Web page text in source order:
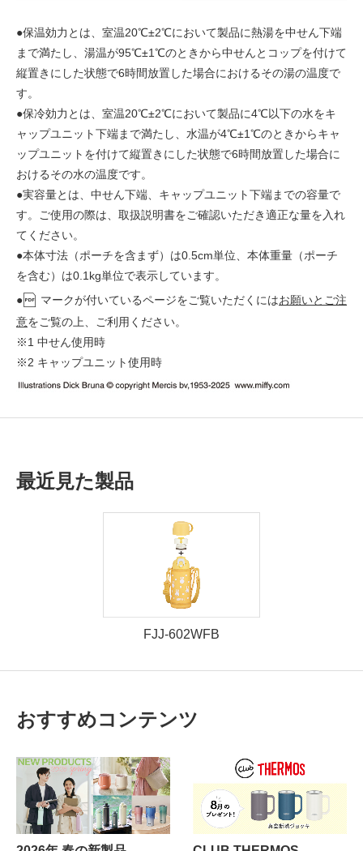
●保温効力とは、室温20℃±2℃において製品に熱湯を中せん下端
まで満たし、湯温が95℃±1℃のときから中せんとコップを付けて
縦置きにした状態で6時間放置した場合におけるその湯の温度で
す。
●保冷効力とは、室温20℃±2℃において製品に4℃以下の水をキ
ャップユニット下端まで満たし、水温が4℃±1℃のときからキャ
ップユニットを付けて縦置きにした状態で6時間放置した場合に
おけるその水の温度です。
●実容量とは、中せん下端、キャップユニット下端までの容量で
す。ご使用の際は、取扱説明書をご確認いただき適正な量を入れ
てください。
●本体寸法（ポーチを含まず）は0.5cm単位、本体重量（ポーチ
を含む）は0.1kg単位で表示しています。
●
マークが付いているページをご覧いただくにはお願いとご注
意をご覧の上、ご利用ください。
※1 中せん使用時
※2 キャップユニット使用時
最近見た製品
FJJ-602WFB
おすすめコンテンツ